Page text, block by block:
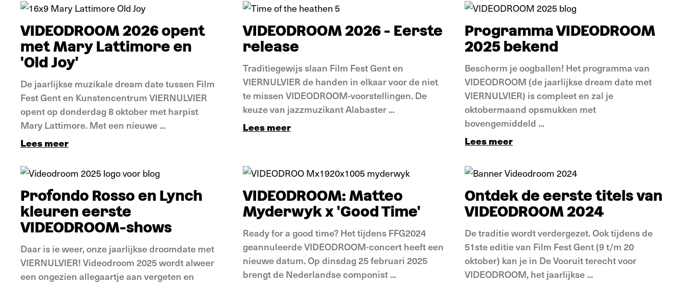
VIDEODROOM 2026 opent
met Mary Lattimore en
'Old Joy'
De jaarlijkse muzikale dream date tussen Film
Fest Gent en Kunstencentrum VIERNULVIER
opent op donderdag 8 oktober met harpist
Mary Lattimore. Met een nieuwe ...
Lees meer
VIDEODROOM 2026 - Eerste
release
Traditiegewijs slaan Film Fest Gent en
VIERNULVIER de handen in elkaar voor de niet
te missen VIDEODROOM-voorstellingen. De
keuze van jazzmuzikant Alabaster ...
Lees meer
Programma VIDEODROOM
2025 bekend
Bescherm je oogballen! Het programma van
VIDEODROOM (de jaarlijkse dream date met
VIERNULVIER) is compleet en zal je
oktobermaand opsmukken met
bovengemiddeld ...
Lees meer
Profondo Rosso en Lynch
kleuren eerste
VIDEODROOM-shows
Daar is ie weer, onze jaarlijkse droomdate met
VIERNULVIER! Videodroom 2025 wordt alweer
een ongezien allegaartje aan vergeten en
VIDEODROOM: Matteo
Myderwyk x 'Good Time'
Ready for a good time? Het tijdens FFG2024
geannuleerde VIDEODROOM-concert heeft een
nieuwe datum. Op dinsdag 25 februari 2025
brengt de Nederlandse componist ...
Ontdek de eerste titels van
VIDEODROOM 2024
De traditie wordt verdergezet. Ook tijdens de
51ste editie van Film Fest Gent (9 t/m 20
oktober) kan je in De Vooruit terecht voor
VIDEODROOM, het jaarlijkse ...